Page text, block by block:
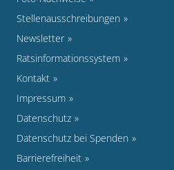
Stellenausschreibungen
Newsletter
Ratsinformationssystem
Kontakt
Impressum
Datenschutz
Datenschutz bei Spenden
Barrierefreiheit